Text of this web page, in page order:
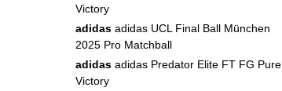
Victory
adidas adidas UCL Final Ball München
2025 Pro Matchball
adidas adidas Predator Elite FT FG Pure
Victory